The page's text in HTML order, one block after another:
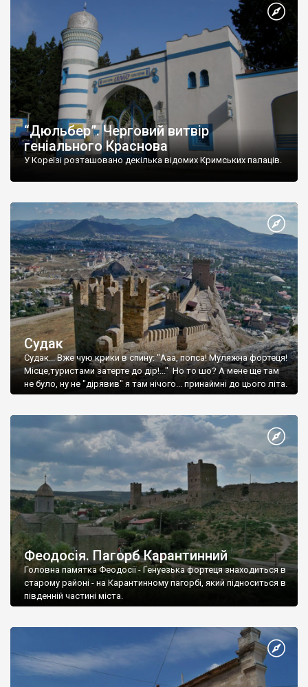
“Дюльбер”. Черговий витвір
геніального Краснова
У Кореїзі розташовано декілька відомих Кримських палаців.
Судак
Судак... Вже чую крики в спину: "Ааа, попса! Муляжна фортеця!
Місце,туристами затерте до дір!..." Но то шо? А мене ще там
не було, ну не "дірявив" я там нічого... принаймні до цього літа.
Феодосія. Пагорб Карантинний
Головна памятка Феодосії - Генуезька фортеця знаходиться в
старому районі - на Карантинному пагорбі, який підноситься в
південній частині міста.